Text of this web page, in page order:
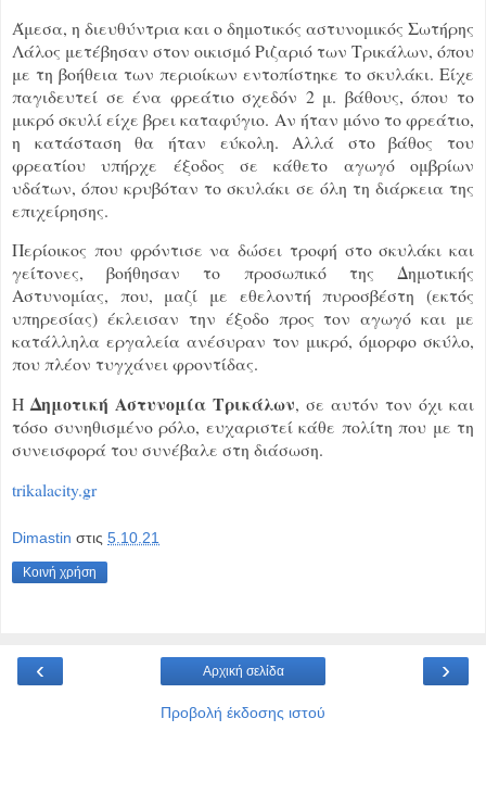
Άμεσα, η διευθύντρια και ο δημοτικός αστυνομικός Σωτήρης
Λάλος μετέβησαν στον οικισμό Ριζαριό των Τρικάλων, όπου
με τη βοήθεια των περιοίκων εντοπίστηκε το σκυλάκι. Είχε
παγιδευτεί σε ένα φρεάτιο σχεδόν 2 μ. βάθους, όπου το
μικρό σκυλί είχε βρει καταφύγιο. Αν ήταν μόνο το φρεάτιο,
η κατάσταση θα ήταν εύκολη. Αλλά στο βάθος του
φρεατίου υπήρχε έξοδος σε κάθετο αγωγό ομβρίων
υδάτων, όπου κρυβόταν το σκυλάκι σε όλη τη διάρκεια της
επιχείρησης.
Περίοικος που φρόντισε να δώσει τροφή στο σκυλάκι και
γείτονες, βοήθησαν το προσωπικό της Δημοτικής
Αστυνομίας, που, μαζί με εθελοντή πυροσβέστη (εκτός
υπηρεσίας) έκλεισαν την έξοδο προς τον αγωγό και με
κατάλληλα εργαλεία ανέσυραν τον μικρό, όμορφο σκύλο,
που πλέον τυγχάνει φροντίδας.
ΗΔημοτική Αστυνομία Τρικάλων, σε αυτόν τον όχι και
τόσο συνηθισμένο ρόλο, ευχαριστεί κάθε πολίτη που με τη
συνεισφορά του συνέβαλε στη διάσωση.
trikalacity.gr
Dimastin στις 5.10.21
Κοινή χρήση
‹ ›
Αρχική σελίδα
Προβολή έκδοσης ιστού